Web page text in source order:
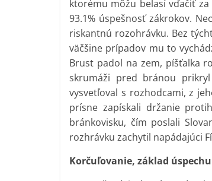
ktorému môžu belasí vďačiť
93.1% úspešnosť zákrokov.
riskantnú rozohrávku. Bez
väčšine prípadov mu to
Brust padol na zem, píšťalka
skrumáži pred bránou
vysvetľoval s rozhodcami, z
prísne zapískali držanie
bránkovisku, čím poslali
rozhrávku zachytil napádajúci
Korčuľovanie, základ úspechu